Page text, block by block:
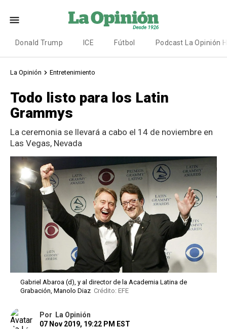
Donald Trump ICE Fútbol Podcast La Opinión
La Opinión Entretenimiento
Todo listo para los Latin
Grammys
La ceremonia se llevará a cabo el 14 de noviembre en
Las Vegas, Nevada
Gabriel Abaroa (d), y al director de la Academia Latina de
Grabación, Manolo Diaz Crédito: EFE
Por
La Opinión
07 Nov 2019, 19:22 PM EST